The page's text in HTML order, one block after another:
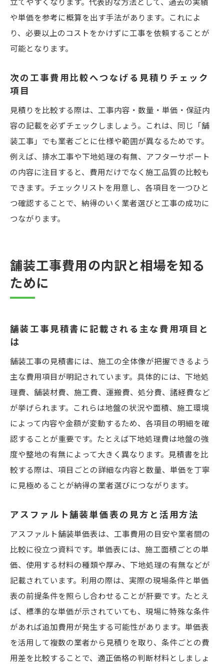
ト
アスファルト舗装単価表を活用した比較の
ポイント
公共工事と民間舗装工事の費用の違いとは
較
アスファルト舗装単価の設定基準と違いを
解説
建設物価や単価表が費用に及ぼす影響を知
公共工事における見積書の特徴と注意点
民間舗装工事で重視すべき費用内訳の見極
見積書の読み方で施工後の満足度が変わる理由
舗装工事見積書で確認すべき必須ポイント
アスファルト舗装費用の不明点を質問する
施工内容や修繕費用の項目も見逃さずにチ
ェック
埼玉県の舗装工事で満足度を高める秘訣に
つなげる
埼玉県で納得の舗装工事を実現するポイント
舗装工事の適正価格を判断するための基準
施工後のメンテナンスや耐久性も重視しよ
う
アスファルト舗装で満足度を高める提案ポ
イント
費用と品質のバランスを保つ選択方法を紹
介
納得の舗装工事実現へ向け最後のチェック
ポイント
や単価を参考に概算を出す手法があります。これによ
り、必要以上のコストをかけずに工事を依頼することが
可能となります。
次の工事費用比較へつなげる見積りチェック
項目
見積りを比較する際は、工事内容・数量・単価・保証内
容の記載を必ずチェックしましょう。これは、同じ「舗
装工事」でも業者ごとに仕様や範囲が異なるためです。
例えば、排水工事や下地処理の有無、アフターサポート
の内容に注目すると、費用だけでなく施工品質の比較も
できます。チェックリストを用意し、各項目を一つひと
つ確認することで、納得のいく業者選びと工事の成功に
つながります。
舗装工事費用の内訳と相場を知る
ために
舗装工事見積書に記載される主な費用項目と
は
舗装工事の見積書には、施工の全体像が把握できるよう
主な費用項目が明記されています。具体的には、下地処
理費、舗装材費、施工費、運搬費、処分費、諸経費など
が挙げられます。これらは地盤の状況や面積、施工環境
によって内容や金額が変動するため、各項目の明細を確
認することが重要です。たとえば下地処理費は地盤の強
度や整地の有無によって大きく異なります。見積書を比
較する際は、項目ごとの詳細な内容と数量、単価を丁寧
に見極めることが納得の業者選びにつながります。
アスファルト舗装単価表の見方と活用方法
アスファルト舗装単価表は、工事費用の目安や業者間の
比較に役立つ資料です。単価表には、施工面積ごとの単
価、使用する材料の種類や厚み、下地処理の有無などが
記載されています。利用の際は、実際の現場条件と単価
表の前提条件を照らし合わせることが肝要です。たとえ
ば、標準的な単価が示されていても、現場に特殊な条件
があれば追加費用が発生する可能性があります。単価表
を活用して複数の業者から見積りを取り、条件ごとの費
用差を比較することで、適正価格の判断材料としましょ